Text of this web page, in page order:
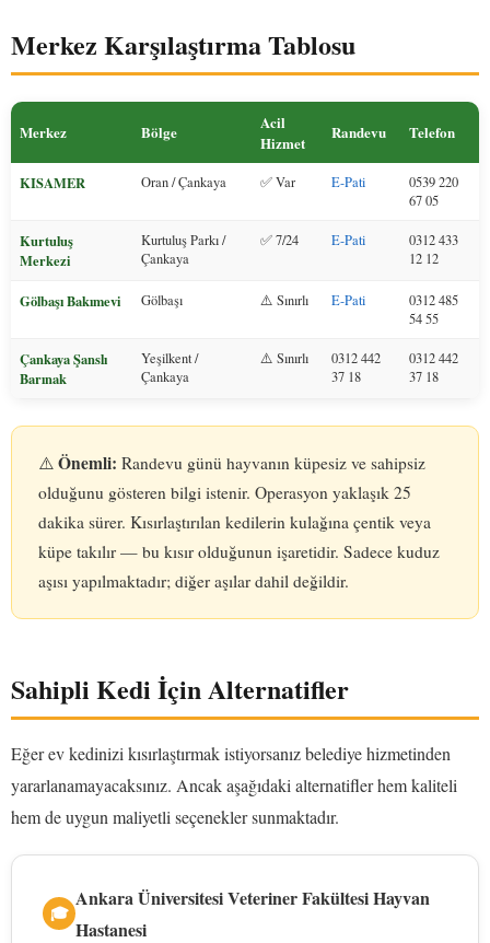
Merkez Karşılaştırma Tablosu
Merkez Bölge
Acil
Hizmet
Randevu Telefon
KISAMER Oran / Çankaya ✅ Var E-Pati
0539 220
67 05
Kurtuluş
Merkezi
Kurtuluş Parkı /
Çankaya
✅ 7/24 E-Pati
0312 433
12 12
Gölbaşı Bakımevi Gölbaşı ⚠️ Sınırlı E-Pati
0312 485
54 55
Çankaya Şanslı
Barınak
Yeşilkent /
Çankaya
⚠️ Sınırlı
0312 442
37 18
0312 442
37 18
⚠️ Önemli: Randevu günü hayvanın küpesiz ve sahipsiz
olduğunu gösteren bilgi istenir. Operasyon yaklaşık 25
dakika sürer. Kısırlaştırılan kedilerin kulağına çentik veya
küpe takılır — bu kısır olduğunun işaretidir. Sadece kuduz
aşısı yapılmaktadır; diğer aşılar dahil değildir.
Sahipli Kedi İçin Alternatifler
Eğer ev kedinizi kısırlaştırmak istiyorsanız belediye hizmetinden
yararlanamayacaksınız. Ancak aşağıdaki alternatifler hem kaliteli
hem de uygun maliyetli seçenekler sunmaktadır.
🎓
Ankara Üniversitesi Veteriner Fakültesi Hayvan
Hastanesi